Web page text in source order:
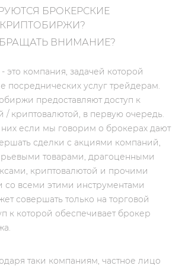
БРОКЕРСКИЕ
ВНИМАНИЕ?
это компания, задачей которой
посреднических услуг трейдерам.
предоставляют доступ к
/ криптовалютой, в первую очередь.
если мы говорим о брокерах дают
сделки с акциями компаний,
товарами, драгоценными
криптовалютой и прочими
со всеми этими инструментами
совершать только на торговой
к которой обеспечивает брокер
таки компаниям, частное лицо